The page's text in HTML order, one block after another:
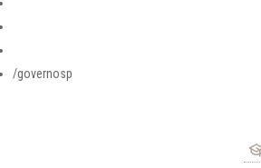
/governosp